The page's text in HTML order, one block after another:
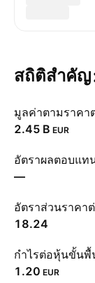
สถิติสำคัญ
มูลค่าตามราคา
‪2.45 B‬ EUR
อัตราผลตอบแท
—
อัตราส่วนราคา
18.24
กำไรต่อหุ้นขั้นพื้
1.20 EUR